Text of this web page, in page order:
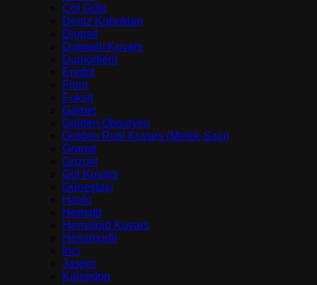
Çöl Gülü
Deniz Kabukları
Diopsit
Dumanlı Kuvars
Dumortierit
Epidot
Florit
Fuksit
Garnet
Golden Obsidyen
Golden Rutil Kuvars (Melek Saçı)
Granat
Grizolit
Gül Kuvars
Güneştaşı
Havlit
Hematit
Hematoid Kuvars
Hemimorfit
İnci
Jasper
Kalsedon